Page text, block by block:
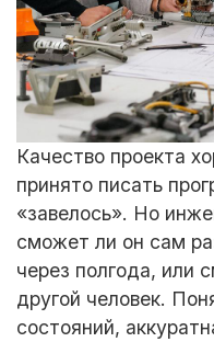
Качество проекта
принято писать
«завелось». Но
сможет ли он сам
через полгода, или
другой человек.
состояний,